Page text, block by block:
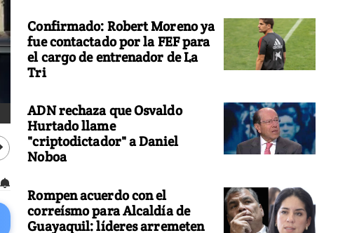
Confirmado: Robert Moreno ya
fue contactado por la FEF para
el cargo de entrenador de La
Tri
ADN rechaza que Osvaldo
Hurtado llame
"criptodictador" a Daniel
Noboa
Rompen acuerdo con el
correísmo para Alcaldía de
Guayaquil: líderes arremeten